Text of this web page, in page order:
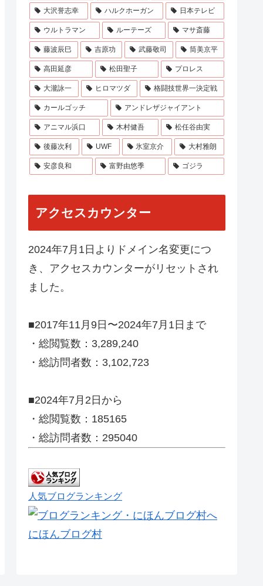
大沢誉志幸 ハルクホーガン 日本テレビ
ウルトラマン ルーテーズ マサ斎藤
藤波辰巳 吉原功 武藤敬司 筒美京平
高田延彦 松田聖子 プロレス
大瀧詠一 ヒロマツダ 格闘技世界一決定戦
カールゴッチ アンドレザジャイアント
アニマル浜口 木村健吾 松任谷由実
後藤次利 UWF 氷室京介 大村雅朗
安彦良和 富野由悠季 ゴジラ
アクセスカウンター
2024年7月1日よりドメイン名変更につ
き、アクセスカウンターがリセットされ
ました。
■2017年11月9日〜2024年7月1日まで
・総閲覧数：3,289,240
・総訪問者数：3,102,723
■2024年7月2日から
・総閲覧数：185165
・総訪問者数：295040
人気ブログランキング
にほんブログ村